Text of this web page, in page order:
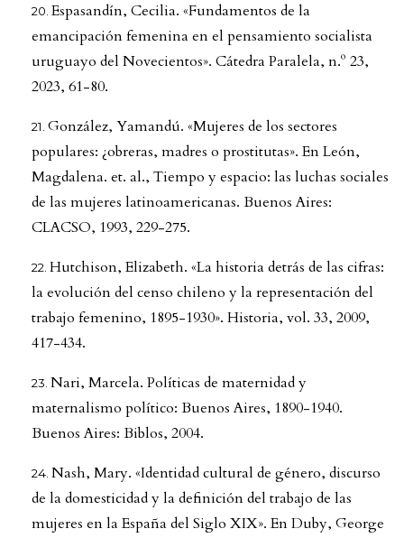
Espasandín, Cecilia. «Fundamentos de la
emancipación femenina en el pensamiento socialista
uruguayo del Novecientos». Cátedra Paralela, n.º 23,
2023, 61-80.
González, Yamandú. «Mujeres de los sectores
populares: ¿obreras, madres o prostitutas». En León,
Magdalena. et. al., Tiempo y espacio: las luchas sociales
de las mujeres latinoamericanas. Buenos Aires:
CLACSO, 1993, 229-275.
Hutchison, Elizabeth. «La historia detrás de las cifras:
la evolución del censo chileno y la representación del
trabajo femenino, 1895-1930». Historia, vol. 33, 2009,
417-434.
Nari, Marcela. Políticas de maternidad y
maternalismo político: Buenos Aires, 1890-1940.
Buenos Aires: Biblos, 2004.
Nash, Mary. «Identidad cultural de género, discurso
de la domesticidad y la definición del trabajo de las
mujeres en la España del Siglo XIX». En Duby, George